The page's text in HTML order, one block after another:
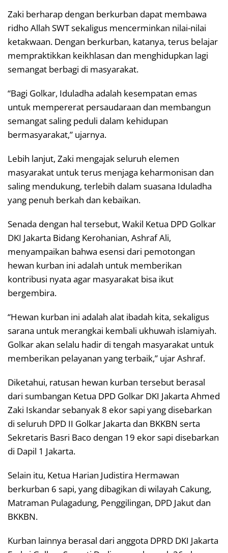
Zaki berharap dengan berkurban dapat membawa
ridho Allah SWT sekaligus mencerminkan nilai-nilai
ketakwaan. Dengan berkurban, katanya, terus belajar
mempraktikkan keikhlasan dan menghidupkan lagi
semangat berbagi di masyarakat.
“Bagi Golkar, Iduladha adalah kesempatan emas
untuk mempererat persaudaraan dan membangun
semangat saling peduli dalam kehidupan
bermasyarakat,” ujarnya.
Lebih lanjut, Zaki mengajak seluruh elemen
masyarakat untuk terus menjaga keharmonisan dan
saling mendukung, terlebih dalam suasana Iduladha
yang penuh berkah dan kebaikan.
Senada dengan hal tersebut, Wakil Ketua DPD Golkar
DKI Jakarta Bidang Kerohanian, Ashraf Ali,
menyampaikan bahwa esensi dari pemotongan
hewan kurban ini adalah untuk memberikan
kontribusi nyata agar masyarakat bisa ikut
bergembira.
“Hewan kurban ini adalah alat ibadah kita, sekaligus
sarana untuk merangkai kembali ukhuwah islamiyah.
Golkar akan selalu hadir di tengah masyarakat untuk
memberikan pelayanan yang terbaik,” ujar Ashraf.
Diketahui, ratusan hewan kurban tersebut berasal
dari sumbangan Ketua DPD Golkar DKI Jakarta Ahmed
Zaki Iskandar sebanyak 8 ekor sapi yang disebarkan
di seluruh DPD II Golkar Jakarta dan BKKBN serta
Sekretaris Basri Baco dengan 19 ekor sapi disebarkan
di Dapil 1 Jakarta.
Selain itu, Ketua Harian Judistira Hermawan
berkurban 6 sapi, yang dibagikan di wilayah Cakung,
Matraman Pulagadung, Penggilingan, DPD Jakut dan
BKKBN.
Kurban lainnya berasal dari anggota DPRD DKI Jakarta